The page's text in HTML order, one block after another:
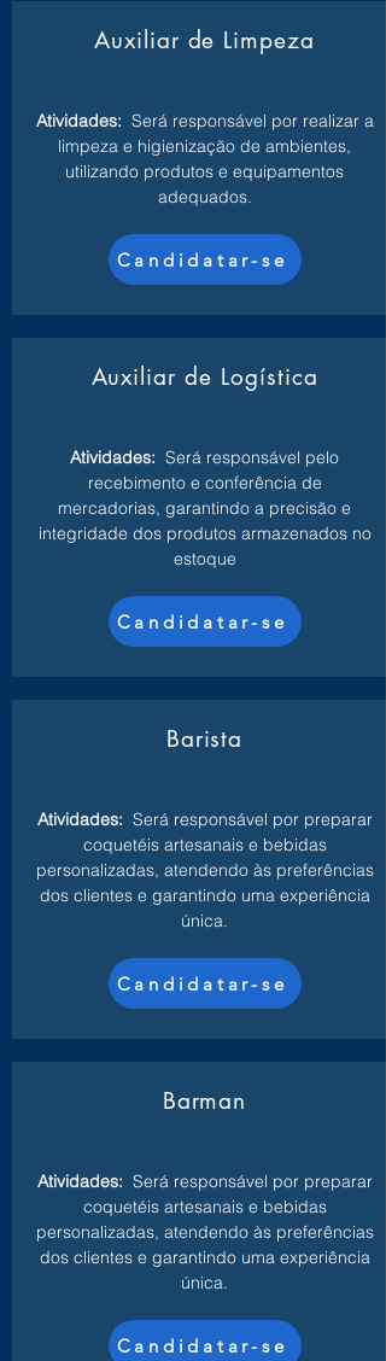
Auxiliar de Limpeza
Atividades: Será responsável por realizar a
limpeza e higienização de ambientes,
utilizando produtos e equipamentos
adequados.
Candidatar-se
Auxiliar de Logística
Atividades: Será responsável pelo
recebimento e conferência de
mercadorias, garantindo a precisão e
integridade dos produtos armazenados no
estoque
Candidatar-se
Barista
Atividades: Será responsável por preparar
coquetéis artesanais e bebidas
personalizadas, atendendo às preferências
dos clientes e garantindo uma experiência
única.
Candidatar-se
Barman
Atividades: Será responsável por preparar
coquetéis artesanais e bebidas
personalizadas, atendendo às preferências
dos clientes e garantindo uma experiência
única.
Candidatar-se